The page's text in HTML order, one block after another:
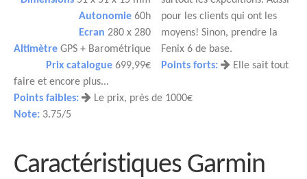
Autonomie 60h
Ecran 280 x 280
Altimètre GPS + Barométrique
Prix catalogue 699,99€
pour les clients qui ont les
moyens! Sinon, prendre la
Fenix 6 de base.
Points forts:
Elle sait tout
faire et encore plus...
Points faibles:
Le prix, près de 1000€
Note: 3.75/5
Caractéristiques Garmin